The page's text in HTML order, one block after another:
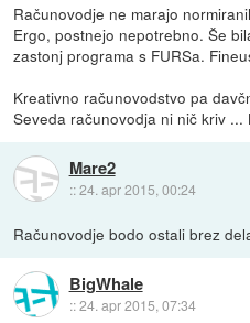
Računovodje ne marajo
Ergo, postnejo nepotrebno. Še
zastonj programa s FURSa.
Kreativno računovodstvo pa
Seveda računovodja ni nič kriv
Mare2
::24. apr 2015, 00:24
Računovodje bodo ostali brez
BigWhale
::24. apr 2015, 07:34